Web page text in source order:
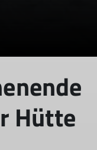
Hütte